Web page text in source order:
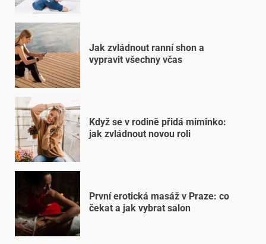
Jak zvládnout ranní shon a
vypravit všechny včas
Když se v rodině přidá miminko:
jak zvládnout novou roli
První erotická masáž v Praze: co
čekat a jak vybrat salon